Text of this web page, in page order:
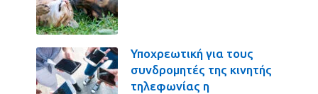
Υποχρεωτική για τους
συνδρομητές της κινητής
τηλεφωνίας η